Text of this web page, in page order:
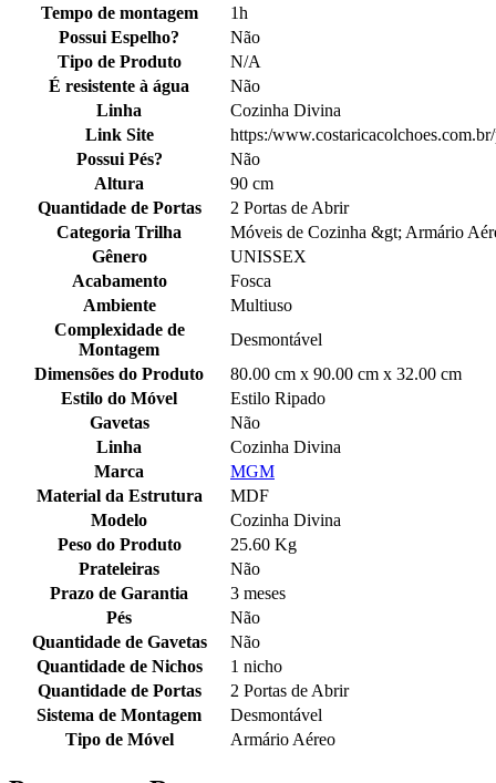
Tempo de montagem
1h
Possui Espelho?
Não
Tipo de Produto
N/A
É resistente à água
Não
Linha
Cozinha Divina
Link Site
https:/
Possui Pés?
Não
Altura
90 cm
Quantidade de Portas
2 Portas de Abrir
Categoria Trilha
Móveis de Cozinha &gt; Armário
Gênero
UNISSEX
Acabamento
Fosca
Ambiente
Multiuso
Complexidade de
Montagem
Desmontável
Dimensões do Produto
80.00 cm x 90.00 cm x 32.00 cm
Estilo do Móvel
Estilo Ripado
Gavetas
Não
Linha
Cozinha Divina
Marca
MGM
Material da Estrutura
MDF
Modelo
Cozinha Divina
Peso do Produto
25.60 Kg
Prateleiras
Não
Prazo de Garantia
3 meses
Pés
Não
Quantidade de Gavetas
Não
Quantidade de Nichos
1 nicho
Quantidade de Portas
2 Portas de Abrir
Sistema de Montagem
Desmontável
Tipo de Móvel
Armário Aéreo